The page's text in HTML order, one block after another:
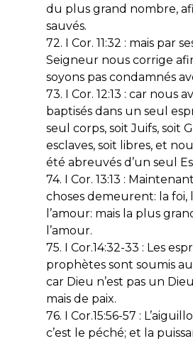
du plus grand nombre,
sauvés.
72. I Cor. 11:32 : mais par
Seigneur nous corrige
soyons pas condamnés
73. I Cor. 12:13 : car nous
baptisés dans un seul
seul corps, soit Juifs, soit
esclaves, soit libres, et
été abreuvés d’un seul
74. I Cor. 13:13 :
choses demeurent: la foi,
l’amour: mais la plus
l’amour.
75. I Cor.14:32-33 : Les
prophètes sont soumis
car Dieu n’est pas un
mais de paix.
76. I Cor.15:56-57 :
c’est le péché; et la